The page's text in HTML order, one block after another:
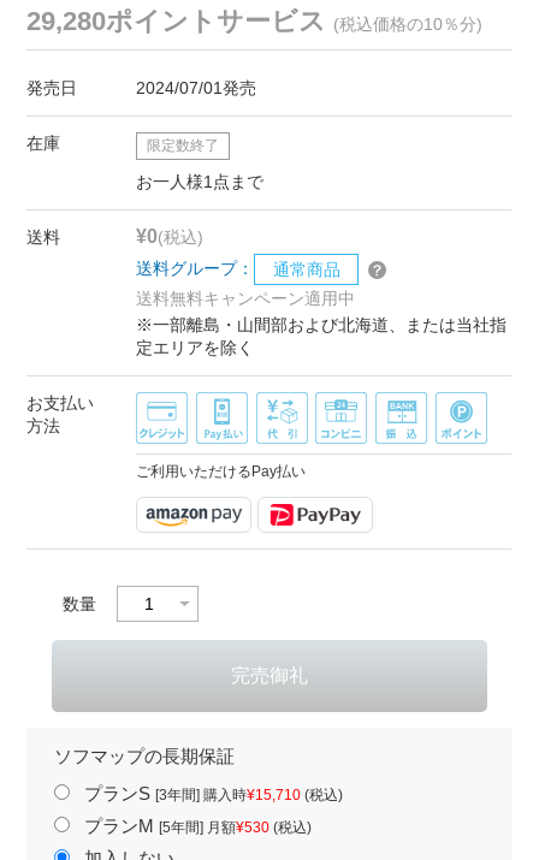
29,280ポイントサービス (税込価格の10％分)
発売日 2024/07/01発売
在庫 限定数終了
お一人様1点まで
送料 ¥0(税込)
送料グループ：
通常商品
送料無料キャンペーン適用中
※一部離島・山間部および北海道、または当社指
定エリアを除く
お支払い
方法
ご利用いただけるPay払い
数量
ソフマップの長期保証
プランS [3年間] 購入時¥15,710(税込)
プランM [5年間] 月額¥530(税込)